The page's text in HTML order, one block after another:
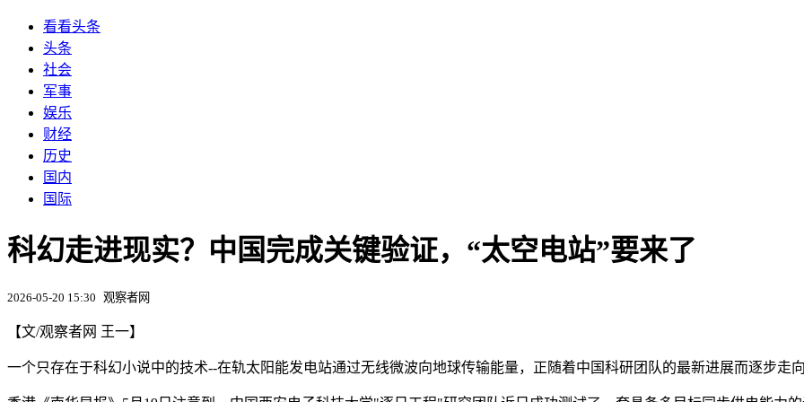
看看头条
头条
社会
军事
娱乐
财经
历史
国内
国际
科幻走进现实？中国完成关键验证，“太空电站”要来了
2026-05-20 15:30 观察者网
【文/观察者网 王一】
一个只存在于科幻小说中的技术--在轨太阳能发电站通过无线微波向地球传输能量，正随着中国科研团队的最新进展而逐步走